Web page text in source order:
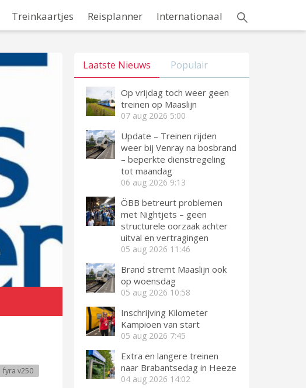
Treinkaartjes Reisplanner Internationaal
fyra v250
Laatste Nieuws Populair
Op vrijdag toch weer geen
treinen op Maaslijn
07 aug 2026 5:00
Update – Treinen rijden
weer bij Venray na bosbrand
– beperkte dienstregeling
tot maandag
06 aug 2026 9:13
ÖBB betreurt problemen
met Nightjets – geen
structurele oorzaak achter
uitval en vertragingen
05 aug 2026 11:46
Brand stremt Maaslijn ook
op woensdag
05 aug 2026 10:58
Inschrijving Kilometer
Kampioen van start
05 aug 2026 7:45
Extra en langere treinen
naar Brabantsedag in Heeze
04 aug 2026 14:02